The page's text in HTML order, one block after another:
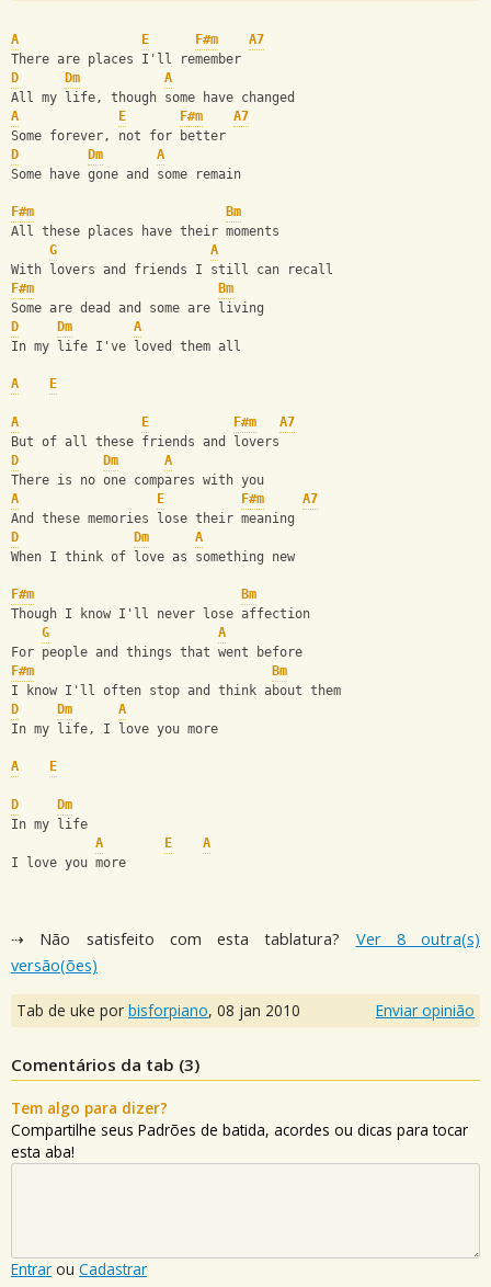
A E F#m
A7
There are places I'll remember
D
Dm
A
All my life, though some have changed
A
E F#m
A7
Some forever, not for better
D
Dm
A
Some have gone and some remain
F#m
Bm
All these places have their moments
G
A
With lovers and friends I still can recall
F#m
Bm
Some are dead and some are living
D
Dm
A
In my life I've loved them all
A E
A E F#m
A7
But of all these friends and lovers
D
Dm
A
There is no one compares with you
A
E F#m
A7
And these memories lose their meaning
D
Dm
A
When I think of love as something new
F#m
Bm
Though I know I'll never lose affection
G
A
For people and things that went before
F#m
Bm
I know I'll often stop and think about them
D
Dm
A
In my life, I love you more
A E
D
Dm
In my life
A
E
A
I love you more
⇢ Não satisfeito com esta tablatura? Ver 8 outra(s)
versão(ões)
Tab de uke por bisforpiano, 08 jan 2010 Enviar opinião
Comentários da tab (3)
Tem algo para dizer?
Compartilhe seus Padrões de batida, acordes ou dicas para tocar
esta aba!
Entrar ou Cadastrar